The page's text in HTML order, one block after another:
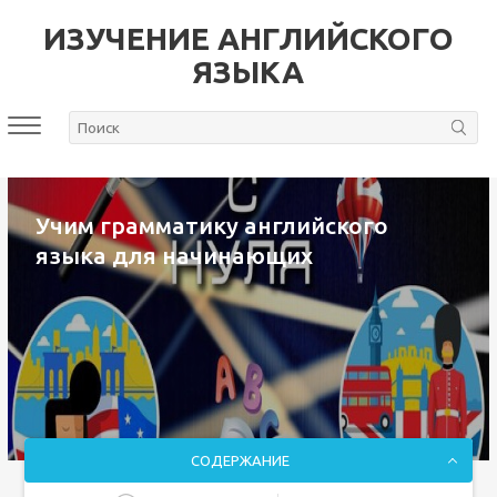
ИЗУЧЕНИЕ АНГЛИЙСКОГО
ЯЗЫКА
Учим грамматику английского
языка для начинающих
СОДЕРЖАНИЕ